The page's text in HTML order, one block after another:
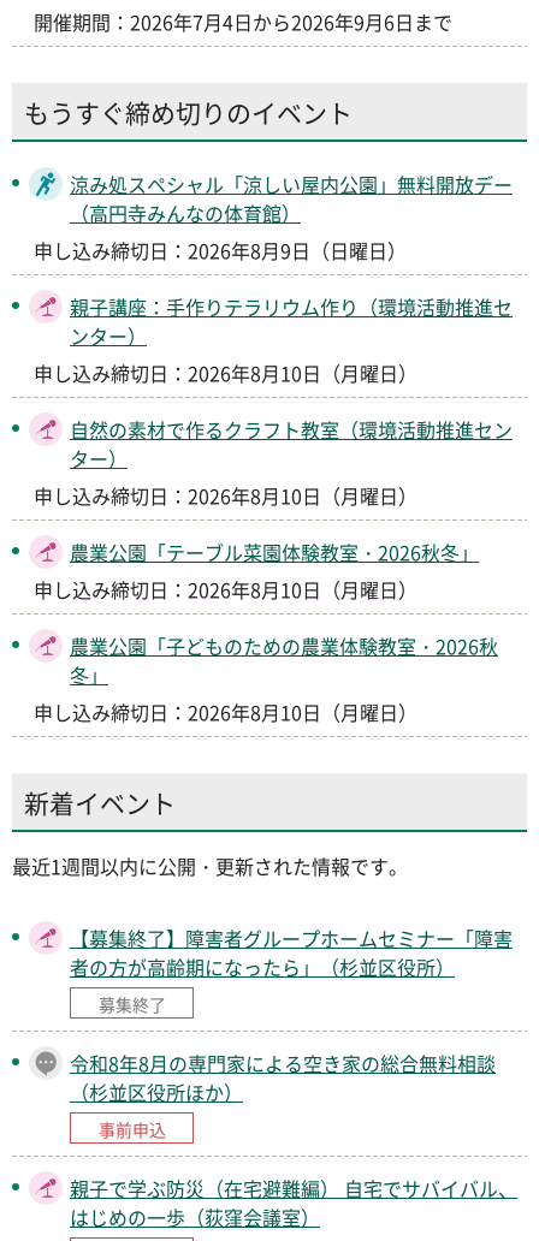
開催期間：2026年7月4日から2026年9月6日まで
もうすぐ締め切りのイベント
涼み処スペシャル「涼しい屋内公園」無料開放デー
（高円寺みんなの体育館）
申し込み締切日：2026年8月9日（日曜日）
親子講座：手作りテラリウム作り（環境活動推進セ
ンター）
申し込み締切日：2026年8月10日（月曜日）
自然の素材で作るクラフト教室（環境活動推進セン
ター）
申し込み締切日：2026年8月10日（月曜日）
農業公園「テーブル菜園体験教室・2026秋冬」
申し込み締切日：2026年8月10日（月曜日）
農業公園「子どものための農業体験教室・2026秋
冬」
申し込み締切日：2026年8月10日（月曜日）
新着イベント
最近1週間以内に公開・更新された情報です。
【募集終了】障害者グループホームセミナー「障害
者の方が高齢期になったら」（杉並区役所）
募集終了
令和8年8月の専門家による空き家の総合無料相談
（杉並区役所ほか）
事前申込
親子で学ぶ防災（在宅避難編） 自宅でサバイバル、
はじめの一歩（荻窪会議室）